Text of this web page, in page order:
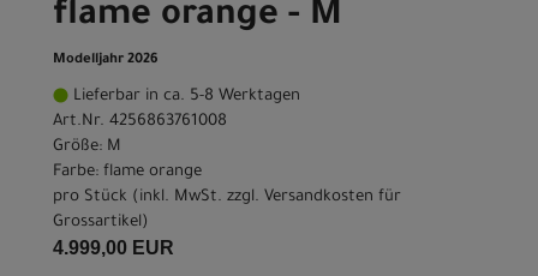
flame orange - M
Modelljahr 2026
Lieferbar in ca. 5-8 Werktagen
Art.Nr. 4256863761008
Größe: M
Farbe: flame orange
pro Stück (inkl. MwSt. zzgl. Versandkosten für
Grossartikel)
4.999,00 EUR